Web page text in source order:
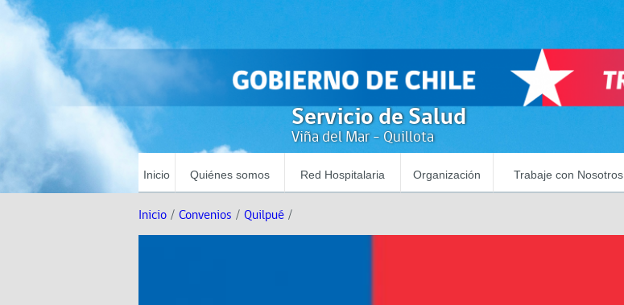
Servicio de Salud
Viña del Mar - Quillota
Inicio Quiénes somos Red Hospitalaria Organización Trabaje con Nosotros
Inicio / Convenios / Quilpué /